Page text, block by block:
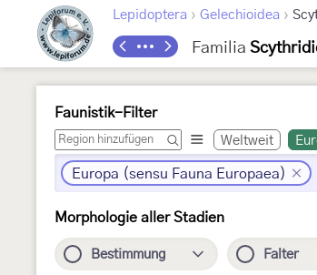
Lepidoptera › Gelechioidea ›
Familia
Faunistik-Filter
Weltweit
Europa (sensu Fauna Europaea)
Morphologie aller Stadien
Bestimmung Falter